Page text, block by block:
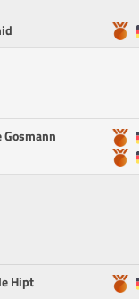
Hipt